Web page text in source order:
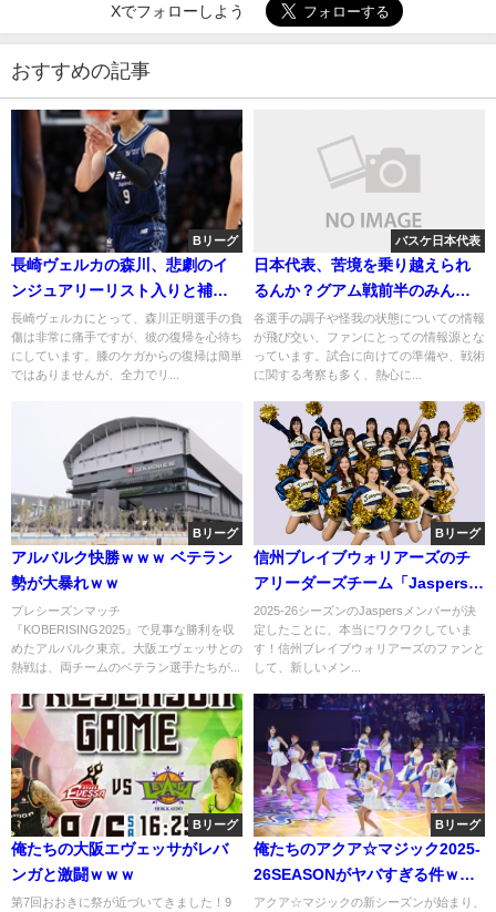
Xでフォローしよう
おすすめの記事
Bリーグ
長崎ヴェルカの森川、悲劇のイ
ンジュアリーリスト入りと補強
選手の狙い
長崎ヴェルカにとって、森川正明選手の負
傷は非常に痛手ですが、彼の復帰を心待ち
にしています。膝のケガからの復帰は簡単
ではありませんが、全力でリ...
バスケ日本代表
日本代表、苦境を乗り越えられ
るんか？グアム戦前半のみんな
の反応
各選手の調子や怪我の状態についての情報
が飛び交い、ファンにとっての情報源とな
っています。試合に向けての準備や、戦術
に関する考察も多く、熱心に...
Bリーグ
アルバルク快勝ｗｗｗ ベテラン
勢が大暴れｗｗ
プレシーズンマッチ
『KOBERISING2025』で見事な勝利を収
めたアルバルク東京。大阪エヴェッサとの
熱戦は、両チームのベテラン選手たちが...
Bリーグ
信州ブレイブウォリアーズのチ
アリーダーズチーム「Jaspers」
2025-26メンバー、マジでヤバい
ｗｗｗ
2025-26シーズンのJaspersメンバーが決
定したことに、本当にワクワクしていま
す！信州ブレイブウォリアーズのファンと
して、新しいメン...
Bリーグ
俺たちの大阪エヴェッサがレバ
ンガと激闘ｗｗｗ
第7回おおきに祭が近づいてきました！9
Bリーグ
俺たちのアクア☆マジック2025-
26SEASONがヤバすぎる件ｗ
ｗ みんな見るべきやで～～
アクア☆マジックの新シーズンが始まり、